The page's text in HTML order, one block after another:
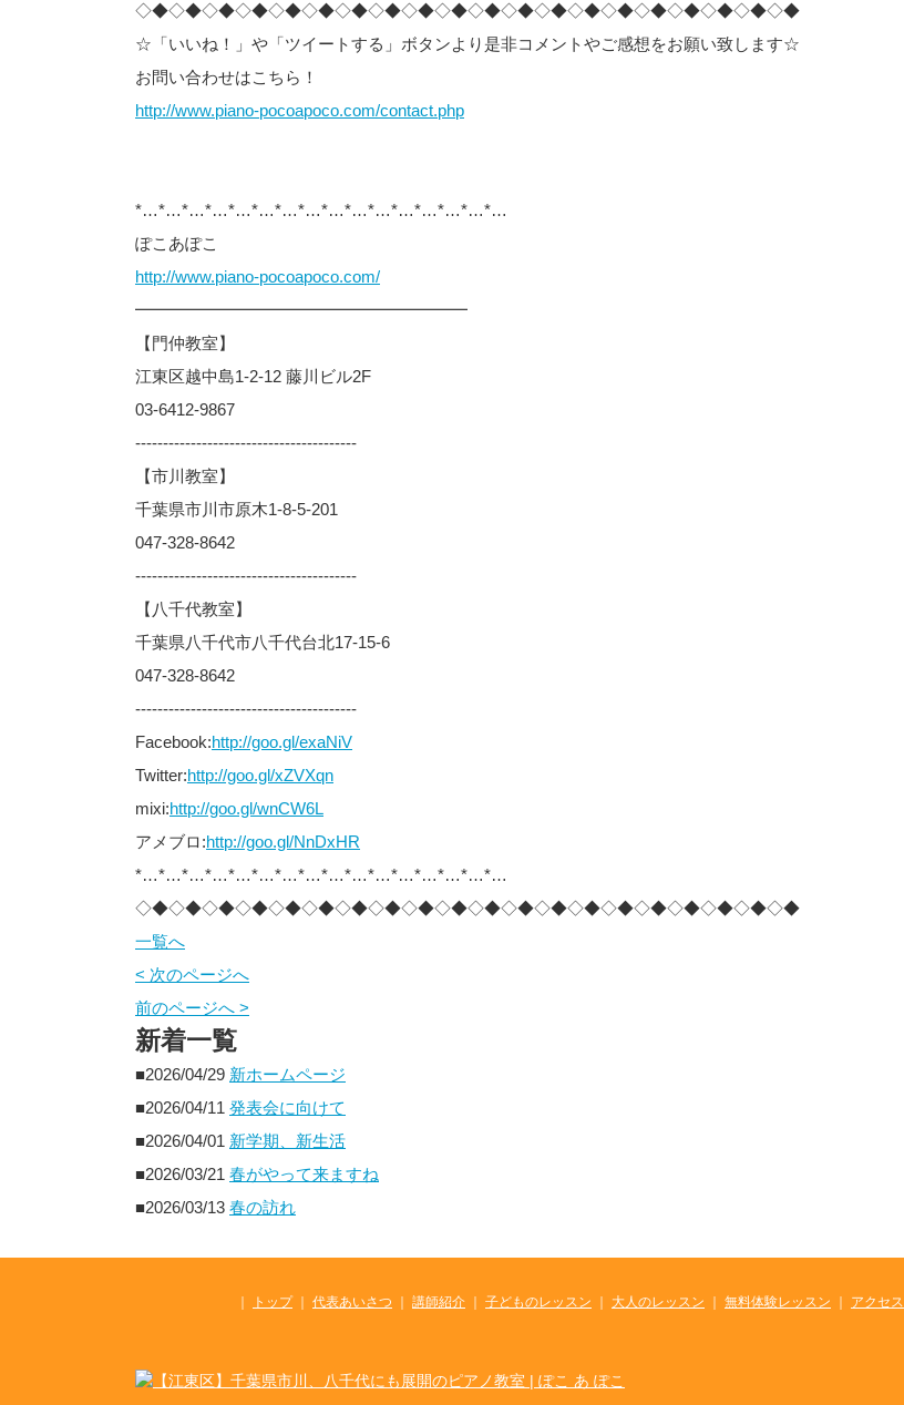
◇◆◇◆◇◆◇◆◇◆◇◆◇◆◇◆◇◆◇◆◇◆◇◆◇◆◇◆◇◆◇◆◇◆◇◆◇◆◇◆
☆「いいね！」や「ツイートする」ボタンより是非コメントやご感想をお願い致します☆
お問い合わせはこちら！
http://www.piano-pocoapoco.com/contact.php
*…*…*…*…*…*…*…*…*…*…*…*…*…*…*…*…
ぽこあぽこ
http://www.piano-pocoapoco.com/
━━━━━━━━━━━━━━━━━━━━
【門仲教室】
江東区越中島1-2-12 藤川ビル2F
03-6412-9867
----------------------------------------
【市川教室】
千葉県市川市原木1-8-5-201
047-328-8642
----------------------------------------
【八千代教室】
千葉県八千代市八千代台北17-15-6
047-328-8642
----------------------------------------
Facebook:http://goo.gl/exaNiV
Twitter:http://goo.gl/xZVXqn
mixi:http://goo.gl/wnCW6L
アメブロ:http://goo.gl/NnDxHR
*…*…*…*…*…*…*…*…*…*…*…*…*…*…*…*…
◇◆◇◆◇◆◇◆◇◆◇◆◇◆◇◆◇◆◇◆◇◆◇◆◇◆◇◆◇◆◇◆◇◆◇◆◇◆◇◆
一覧へ
< 次のページへ
前のページへ >
新着一覧
■2026/04/29 新ホームページ
■2026/04/11 発表会に向けて
■2026/04/01 新学期、新生活
■2026/03/21 春がやって来ますね
■2026/03/13 春の訪れ
トップ｜ 代表あいさつ 講師紹介 子どものレッスン 大人のレッスン 無料体験レッスン アクセス